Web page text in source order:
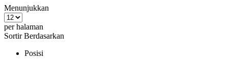
Menunjukkan
per halaman
Sortir Berdasarkan
Posisi